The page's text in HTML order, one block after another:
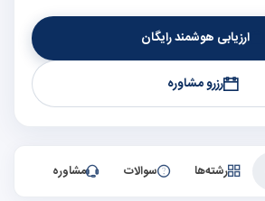
ارزیابی هوشمند رایگان
رزرو مشاوره
رشته‌ها سوالات مشاوره